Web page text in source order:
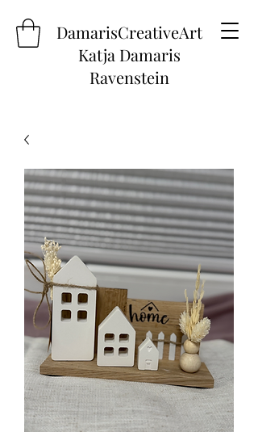
DamarisCreativeArt
Katja Damaris
Ravenstein